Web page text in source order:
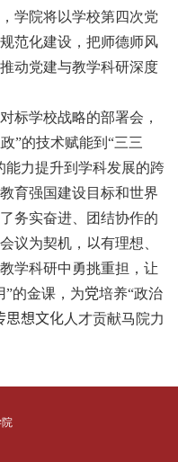
学院将以学校第四次党
范化建设，把师德师风
动党建与教学科研深度
对标学校战略的部署会，
”的技术赋能到“三三
能力提升到学科发展的跨
育强国建设目标和世界
务实奋进、团结协作的
议为契机， 以有理想、
教学科研中勇挑重担，让
”的金课，为党培养“政治
思想文化 人才贡献马院力